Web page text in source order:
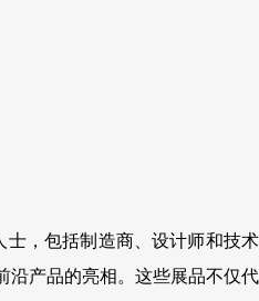
士，包括制造商、设计师和技术
沿产品的亮相。这些展品不仅代